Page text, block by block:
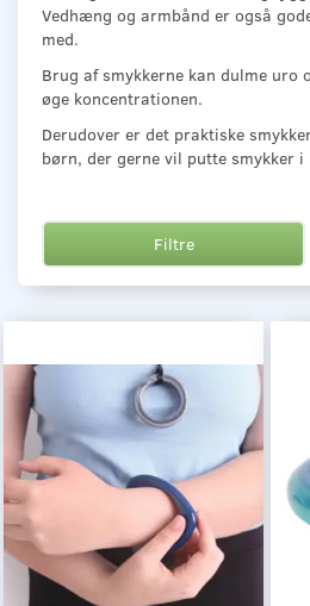
Vedhæng og armbånd er også
med.
Brug af smykkerne kan dulme
øge koncentrationen.
Derudover er det praktiske
børn, der gerne vil putte smykker i
Filtre